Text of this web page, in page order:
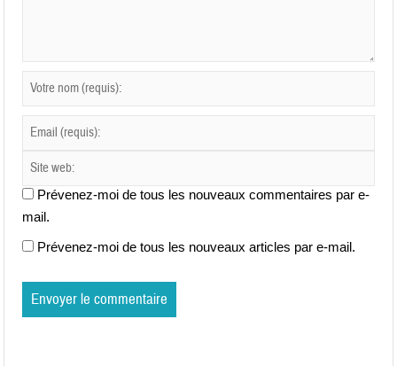
Prévenez-moi de tous les nouveaux commentaires par e-
mail.
Prévenez-moi de tous les nouveaux articles par e-mail.